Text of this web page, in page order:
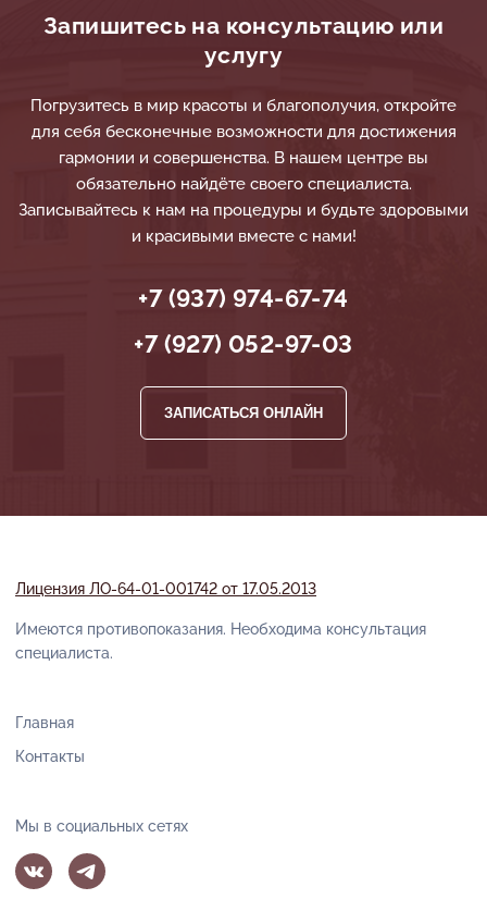
Запишитесь на консультацию или
услугу
Погрузитесь в мир красоты и благополучия, откройте
для себя бесконечные возможности для достижения
гармонии и совершенства. В нашем центре вы
обязательно найдёте своего специалиста.
Записывайтесь к нам на процедуры и будьте здоровыми
и красивыми вместе с нами!
+7 (937) 974-67-74
+7 (927) 052-97-03
ЗАПИСАТЬСЯ ОНЛАЙН
Лицензия ЛО-64-01-001742 от 17.05.2013
Имеются противопоказания. Необходима консультация
специалиста.
Главная
Контакты
Мы в социальных сетях